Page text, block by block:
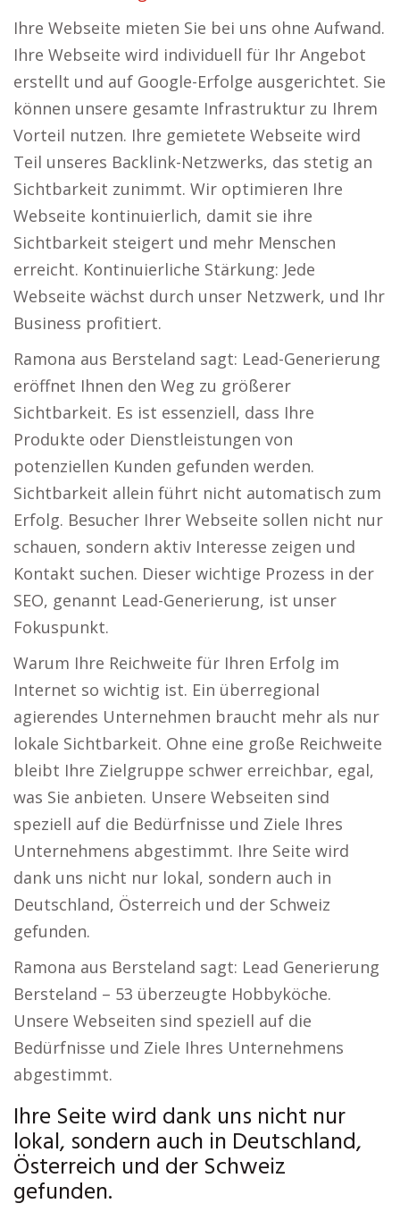
Ihre Webseite mieten Sie bei uns ohne Aufwand.
Ihre Webseite wird individuell für Ihr Angebot
erstellt und auf Google-Erfolge ausgerichtet. Sie
können unsere gesamte Infrastruktur zu Ihrem
Vorteil nutzen. Ihre gemietete Webseite wird
Teil unseres Backlink-Netzwerks, das stetig an
Sichtbarkeit zunimmt. Wir optimieren Ihre
Webseite kontinuierlich, damit sie ihre
Sichtbarkeit steigert und mehr Menschen
erreicht. Kontinuierliche Stärkung: Jede
Webseite wächst durch unser Netzwerk, und Ihr
Business profitiert.
Ramona aus Bersteland sagt: Lead-Generierung
eröffnet Ihnen den Weg zu größerer
Sichtbarkeit. Es ist essenziell, dass Ihre
Produkte oder Dienstleistungen von
potenziellen Kunden gefunden werden.
Sichtbarkeit allein führt nicht automatisch zum
Erfolg. Besucher Ihrer Webseite sollen nicht nur
schauen, sondern aktiv Interesse zeigen und
Kontakt suchen. Dieser wichtige Prozess in der
SEO, genannt Lead-Generierung, ist unser
Fokuspunkt.
Warum Ihre Reichweite für Ihren Erfolg im
Internet so wichtig ist. Ein überregional
agierendes Unternehmen braucht mehr als nur
lokale Sichtbarkeit. Ohne eine große Reichweite
bleibt Ihre Zielgruppe schwer erreichbar, egal,
was Sie anbieten. Unsere Webseiten sind
speziell auf die Bedürfnisse und Ziele Ihres
Unternehmens abgestimmt. Ihre Seite wird
dank uns nicht nur lokal, sondern auch in
Deutschland, Österreich und der Schweiz
gefunden.
Ramona aus Bersteland sagt: Lead Generierung
Bersteland – 53 überzeugte Hobbyköche.
Unsere Webseiten sind speziell auf die
Bedürfnisse und Ziele Ihres Unternehmens
abgestimmt.
Ihre Seite wird dank uns nicht nur
lokal, sondern auch in Deutschland,
Österreich und der Schweiz
gefunden.